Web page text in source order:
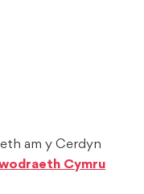
am y Cerdyn
Cymru